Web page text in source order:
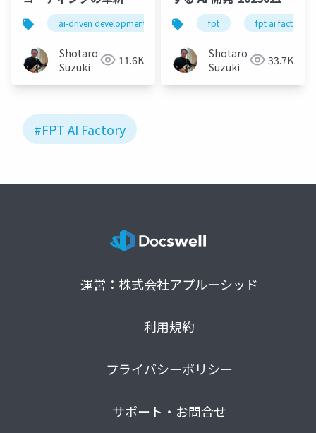
ai-driven development codevista llm
Shotaro
Suzuki
11.6K
公開版fpt fpt ai factory
Shotaro
Suzuki
33.7K
#FPT AI Factory
運営：株式会社アプルーシッド
利用規約
プライバシーポリシー
サポート・お問合せ